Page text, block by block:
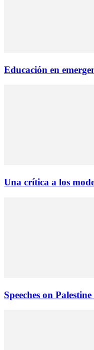
Educación en
Una crítica a los
Speeches on